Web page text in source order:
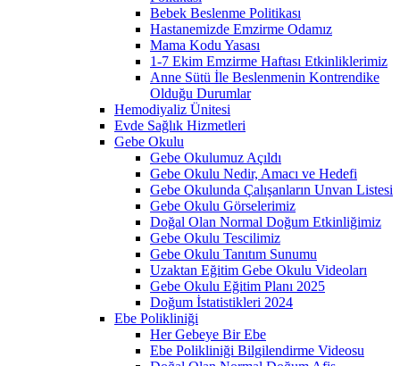
Bebek Beslenme Politikası
Hastanemizde Emzirme Odamız
Mama Kodu Yasası
1-7 Ekim Emzirme Haftası Etkinliklerimiz
Anne Sütü İle Beslenmenin Kontrendike
Olduğu Durumlar
Hemodiyaliz Ünitesi
Evde Sağlık Hizmetleri
Gebe Okulu
Gebe Okulumuz Açıldı
Gebe Okulu Nedir, Amacı ve Hedefi
Gebe Okulunda Çalışanların Unvan Listesi
Gebe Okulu Görselerimiz
Doğal Olan Normal Doğum Etkinliğimiz
Gebe Okulu Tescilimiz
Gebe Okulu Tanıtım Sunumu
Uzaktan Eğitim Gebe Okulu Videoları
Gebe Okulu Eğitim Planı 2025
Doğum İstatistikleri 2024
Ebe Polikliniği
Her Gebeye Bir Ebe
Ebe Polikliniği Bilgilendirme Videosu